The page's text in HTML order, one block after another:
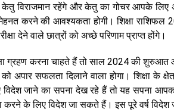
केतु विराजमान रहेंगे और केतु का गोचर आपके लिए
करने की आवश्यकता होगी। शिक्षा राशिफल
देने वाले छात्रों को अच्छे परिणाम प्राप्त होंगे।
ग्रहण करना चाहते हैं तो साल 2024 की शुरुआत
को अपार सफलता दिलाने वाला होगा।
विदेश जाने का सपना देख रहे हैं तो यह सपना
के लिए विदेश जा सकते हैं। इस पूरे वर्ष विदेश